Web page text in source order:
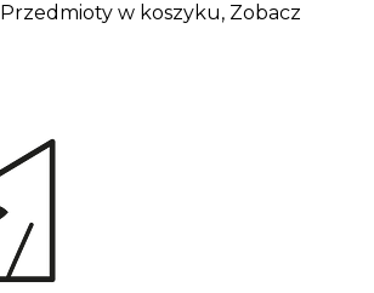
Przedmioty w koszyku, Zobacz